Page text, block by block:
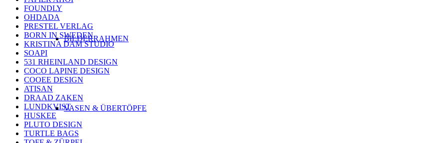
BILDERRAHMEN
VASEN & ÜBERTÖPFE
FOUNDLY
OHDADA
PRESTEL VERLAG
BORN IN SWEDEN
KRISTINA DAM STUDIO
SOAPI
531 RHEINLAND DESIGN
COCO LAPINE DESIGN
COOEE DESIGN
ATISAN
DRAAD ZAKEN
LUNDKVIST
HUSKEE
PLUTO DESIGN
TURTLE BAGS